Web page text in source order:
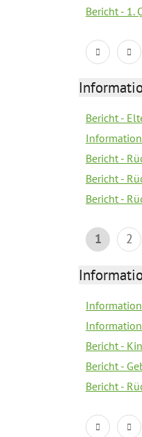
Bericht - 1.
Bericht -
Bericht -
Bericht -
Bericht -
1 2
Bericht -
Bericht -
Bericht -